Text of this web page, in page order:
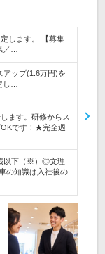
します。 【募集
／…
アップ(1.6万円)を
し…
ます。研修からス
です！★完全週
以下（※）◎文理
の知識は入社後の